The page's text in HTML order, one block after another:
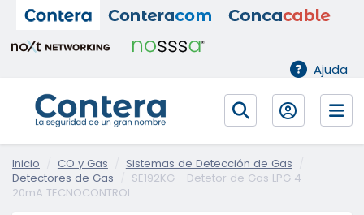
Ajuda
Inicio CO y Gas
Sistemas de Detección de Gas
Detectores de Gas
SE192KG - Detetor de Gas LPG 4-
20mA TECNOCONTROL